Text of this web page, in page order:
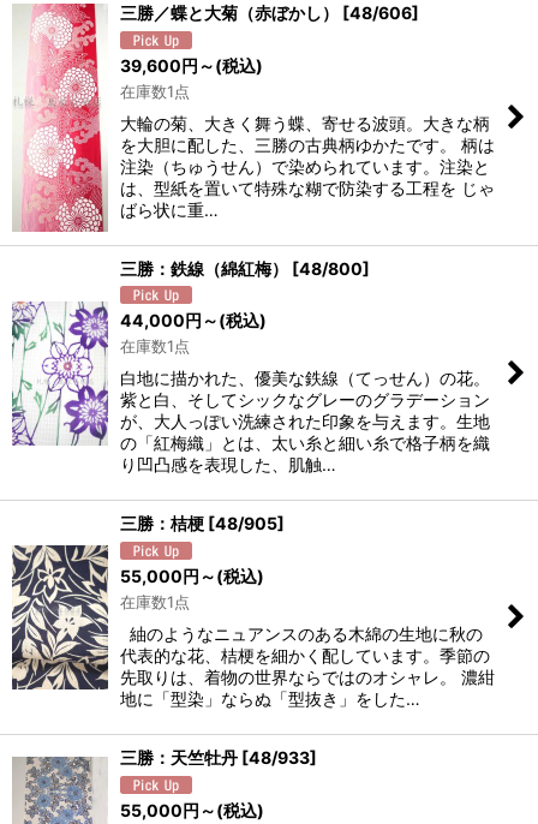
三勝／蝶と大菊（赤ぼかし） [48/606]
39,600円 ～(税込)
在庫数1点
大輪の菊、大きく舞う蝶、寄せる波頭。大きな柄
を大胆に配した、三勝の古典柄ゆかたです。 柄は
注染（ちゅうせん）で染められています。注染と
は、型紙を置いて特殊な糊で防染する工程を じゃ
ばら状に重…
三勝：鉄線（綿紅梅） [48/800]
44,000 円 ～(税込)
在庫数1点
白地に描かれた、優美な鉄線（てっせん）の花。
紫と白、そしてシックなグレーのグラデーション
が、大人っぽい洗練された印象を与えます。生地
の「紅梅織」とは、太い糸と細い糸で格子柄を織
り凹凸感を表現した、肌触…
三勝：桔梗 [48/905]
55,000円 ～(税込)
在庫数1点
紬のようなニュアンスのある木綿の生地に秋の
代表的な花、桔梗を細かく配しています。季節の
先取りは、着物の世界ならではのオシャレ。 濃紺
地に「型染」ならぬ「型抜き」をした…
三勝：天竺牡丹 [48/933]
55,000円 ～(税込)